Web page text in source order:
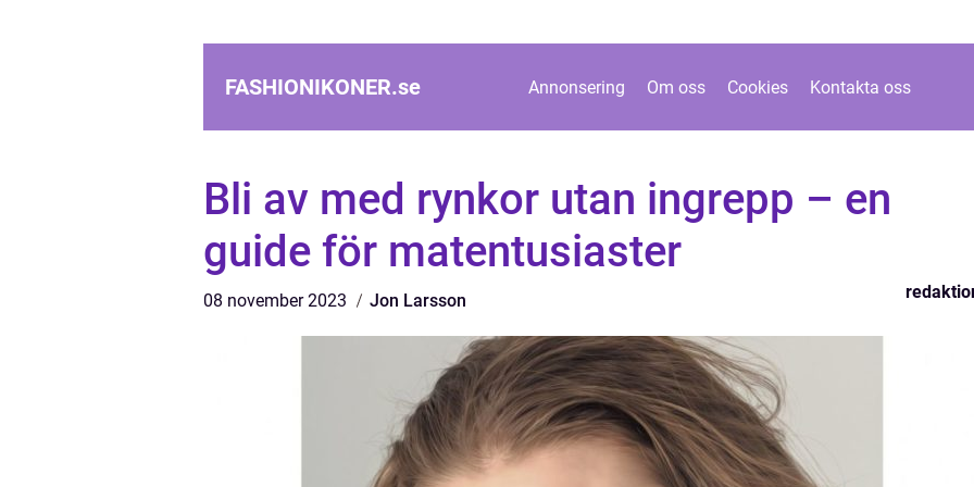
FASHIONIKONER.se Annonsering Om oss Cookies Kontakta oss
Bli av med rynkor utan ingrepp – en
guide för matentusiaster
08 november 2023 Jon Larsson